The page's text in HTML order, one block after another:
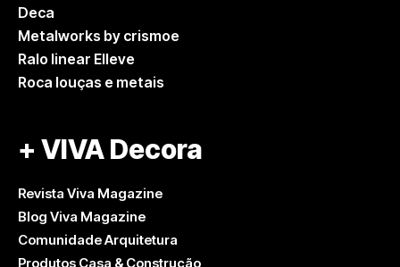
Deca
Metalworks by crismoe
Ralo linear Elleve
Roca louças e metais
+ VIVA Decora
Revista Viva Magazine
Blog Viva Magazine
Comunidade Arquitetura
Produtos Casa & Construção